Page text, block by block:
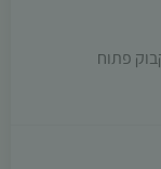
פתוח